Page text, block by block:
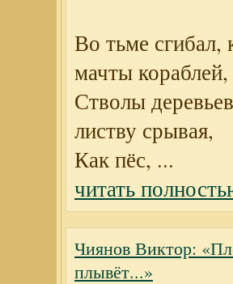
Во тьме сгибал,
мачты кораблей,
Стволы
листву срывая,
Как пёс, ...
читать
Чиянов Виктор:
плывёт...»